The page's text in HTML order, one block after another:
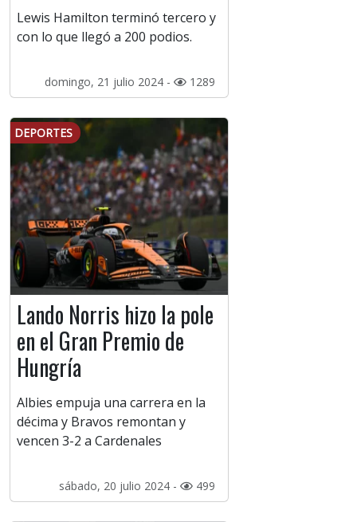
Lewis Hamilton terminó tercero y
con lo que llegó a 200 podios.
domingo, 21 julio 2024 - 1289
DEPORTES
Lando Norris hizo la pole
en el Gran Premio de
Hungría
Albies empuja una carrera en la
décima y Bravos remontan y
vencen 3-2 a Cardenales
sábado, 20 julio 2024 - 499